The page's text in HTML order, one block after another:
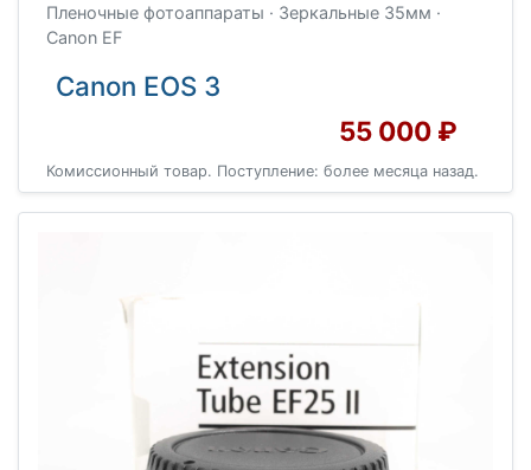
Пленочные фотоаппараты · Зеркальные 35мм ·
Canon EF
Canon EOS 3
55 000 ₽
Комиссионный товар. Поступление: более месяца назад.